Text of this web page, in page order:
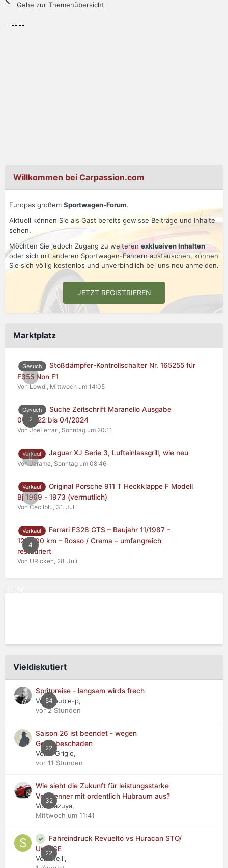
Gehe zur Themenübersicht
Willkommen bei Carpassion.com
Europas großem Sportwagen-Forum.
Aktuell können Sie als Gast bereits gewisse Beiträge und Inhalte
sehen.
Möchten Sie jedoch Zugang zu weiterenexklusiven Inhalten
oder sich mit anderen Sportwagen-Fahrern austauschen, können
Sie sich völlig kostenlos und unverbindlich bei uns neu anmelden.
JETZT REGISTRIEREN
Marktplatz
0
Gesuch
Stoßdämpfer-Kontrollschalter Nr. 165255 für
F355 Non F1
Von Lowdi, Mittwoch um 14:05
2
Gesuch
Suche Zeitschrift Maranello Ausgabe
04/2022 bis 04/2024
Von JoeFerrari, Sonntag um 20:11
0
Verkauf Jaguar XJ Serie 3, Lufteinlassgrill, wie neu
Von Jarama, Sonntag um 08:46
0
Verkauf
Original Porsche 911 T Heckklappe F Modell
Bj 1969 - 1973 (vermutlich)
Von Cecilblu, 31. Juli
4
Verkauf
Ferrari F328 GTS – Baujahr 11/1987 –
125.000 km – Rosso / Crema – umfangreich
restauriert
Von URicken, 28. Juli
Vieldiskutiert
54
Spritpreise - langsam wirds frech
Von double-p,
vor 2 Stunden
22
Saison 26 ist beendet - wegen
Getriebeschaden
Von Il Grigio,
vor 11 Stunden
32
Wie sieht die Zukunft für leistungsstarke
Verbrenner mit ordentlich Hubraum aus?
Von Kazuya,
Mittwoch um 11:41
22
Fahreindruck Revuelto vs Huracan STO/
Urus SE
Von stelli,